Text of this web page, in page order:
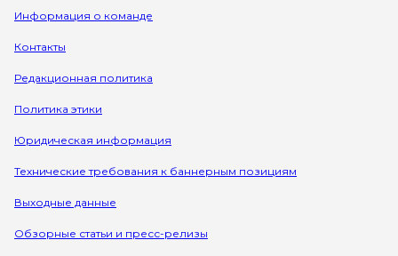
Информация о команде
Контакты
Редакционная политика
Политика этики
Юридическая информация
Технические требования к баннерным позициям
Выходные данные
Обзорные статьи и пресс-релизы